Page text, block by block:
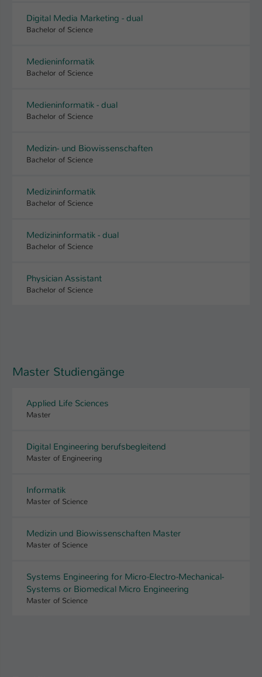
Digital Media Marketing - dual
Bachelor of Science
Medieninformatik
Bachelor of Science
Medieninformatik - dual
Bachelor of Science
Medizin- und Biowissenschaften
Bachelor of Science
Medizininformatik
Bachelor of Science
Medizininformatik - dual
Bachelor of Science
Physician Assistant
Bachelor of Science
Master Studiengänge
Applied Life Sciences
Master
Digital Engineering berufsbegleitend
Master of Engineering
Informatik
Master of Science
Medizin und Biowissenschaften Master
Master of Science
Systems Engineering for Micro-Electro-Mechanical-
Systems or Biomedical Micro Engineering
Master of Science
Zweck
generierte ID, für die historische
Speicherung Ihrer vorgenommen
Anbieter TYPO3
Laufzeit 1 Woche
Zweck
eines Intranet-Logins die Session-ID. So
kann der eingeloggte Benutzer
Zugang zu geschützten Bereichen
gewährt.
Name be_typo_user
Zweck
ein Besucher im Typo3-Backend